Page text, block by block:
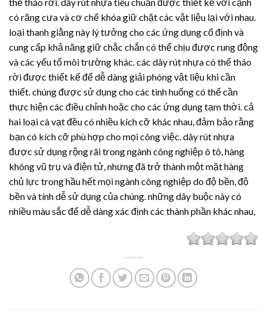
có răng cưa và cơ chế khóa giữ chặt các vật liệu lại với nhau.
loại thanh giằng này lý tưởng cho các ứng dụng cố định và
cung cấp khả năng giữ chắc chắn có thể chịu được rung động
và các yếu tố môi trường khác. các dây rút nhựacó thể tháo
rời được thiết kế để dễ dàng giải phóng vật liệu khi cần
thiết. chúng được sử dụng cho các tình huống có thể cần
thực hiện các điều chỉnh hoặc cho các ứng dụng tạm thời. cả
hai loại cà vạt đều có nhiều kích cỡ khác nhau, đảm bảo rằng
bạn có kích cỡ phù hợp cho mọi công việc.dây rút nhựa
được sử dụng rộng rãi trong ngành công nghiệp ô tô, hàng
không vũ trụ và điện tử, nhưng đã trở thành một mặt hàng
chủ lực trong hầu hết mọi ngành công nghiệp do độ bền, độ
bền và tính dễ sử dụng của chúng. những dây buộc này có
nhiều màu sắc để dễ dàng xác định các thành phần khác nhau,